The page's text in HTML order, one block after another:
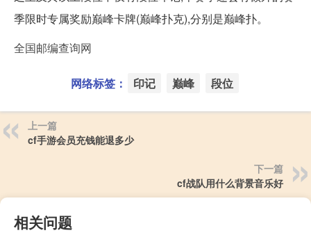
季限时专属奖励巅峰卡牌(巅峰扑克),分别是巅峰扑。
全国邮编查询网
网络标签： 印记 巅峰 段位
上一篇
cf手游会员充钱能退多少
下一篇
cf战队用什么背景音乐好
相关问题